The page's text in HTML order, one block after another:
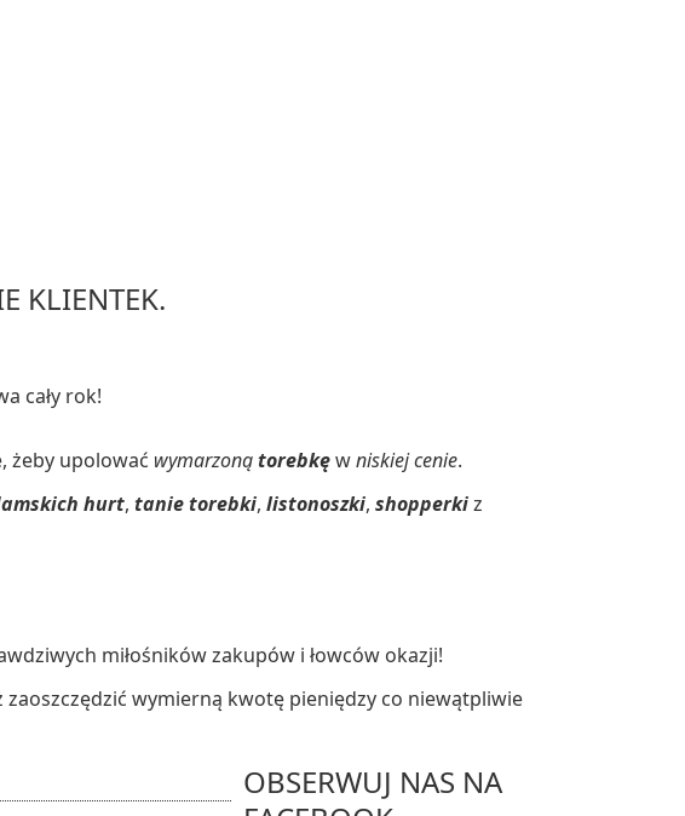
KLIENTEK.
cały rok!
żeby upolować wymarzonątorebkęwniskiej cenie.
hurt,tanie torebki,listonoszki,shopperkiz
miłośników zakupów i łowców okazji!
wymierną kwotę pieniędzy co niewątpliwie
OBSERWUJ NAS NA